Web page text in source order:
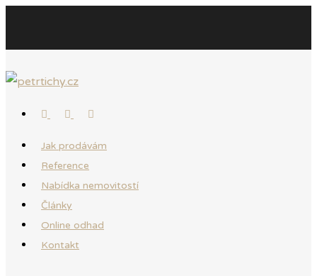
Jak prodávám
Reference
Nabídka nemovitostí
Články
Online odhad
Kontakt